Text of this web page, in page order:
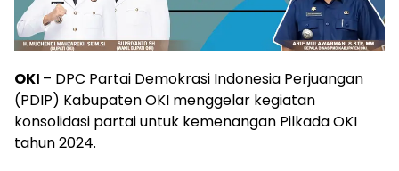
OKI – DPC Partai Demokrasi Indonesia Perjuangan
(PDIP) Kabupaten OKI menggelar kegiatan
konsolidasi partai untuk kemenangan Pilkada OKI
tahun 2024.